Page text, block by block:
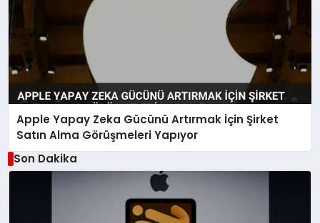
Apple Yapay Zeka Gücünü Artırmak İçin Şirket
Satın Alma Görüşmeleri Yapıyor
Son Dakika